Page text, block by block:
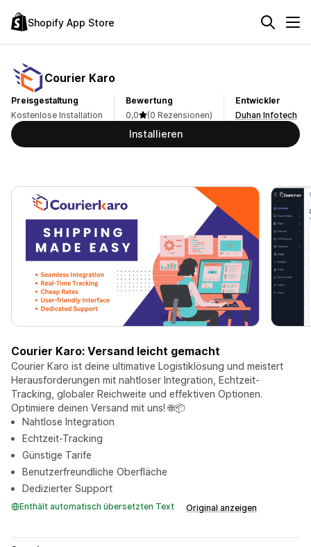
Shopify App Store
Courier Karo
Preisgestaltung
Kostenlose Installation
Bewertung
0,0
(0 Rezensionen)
Entwickler
Duhan Infotech
Installieren
Courier Karo: Versand leicht gemacht
Courier Karo ist deine ultimative Logistiklösung und meistert
Herausforderungen mit nahtloser Integration, Echtzeit-
Tracking, globaler Reichweite und effektiven Optionen.
Optimiere deinen Versand mit uns! 🌐📦
Nahtlose Integration
Echtzeit-Tracking
Günstige Tarife
Benutzerfreundliche Oberfläche
Dedizierter Support
Enthält automatisch übersetzten Text Original anzeigen